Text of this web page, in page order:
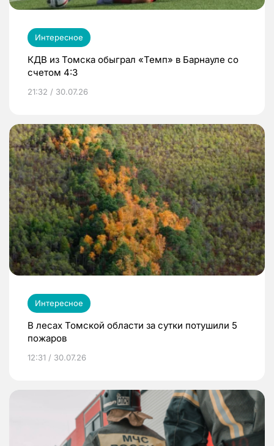
Интересное
КДВ из Томска обыграл «Темп» в Барнауле со
счетом 4:3
21:32 / 30.07.26
Интересное
В лесах Томской области за сутки потушили 5
пожаров
12:31 / 30.07.26